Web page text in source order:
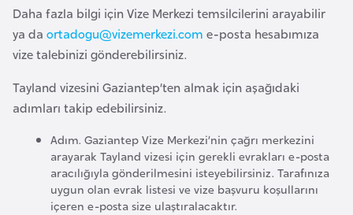
Daha fazla bilgi için Vize Merkezi temsilcilerini arayabilir
ya da ortadogu@vizemerkezi.com e-posta hesabımıza
vize talebinizi gönderebilirsiniz.
Tayland vizesini Gaziantep’ten almak için aşağıdaki
adımları takip edebilirsiniz.
Adım. Gaziantep Vize Merkezi’nin çağrı merkezini
arayarak Tayland vizesi için gerekli evrakları e-posta
aracılığıyla gönderilmesini isteyebilirsiniz. Tarafınıza
uygun olan evrak listesi ve vize başvuru koşullarını
içeren e-posta size ulaştıralacaktır.
B
e
l
r
u